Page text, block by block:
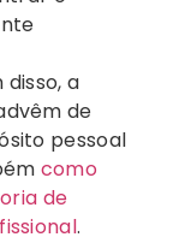
a
de
pessoal
como
de
.